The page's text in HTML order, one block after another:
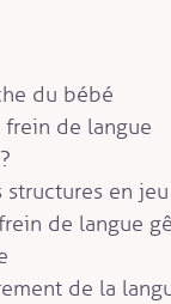
du bébé
frein de langue
en jeu
de langue
de la